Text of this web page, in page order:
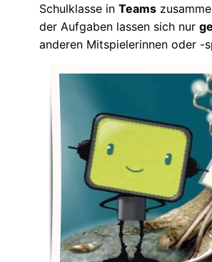
Schulklasse in Teams
der Aufgaben lassen sich nur
anderen Mitspielerinnen oder -